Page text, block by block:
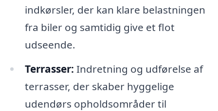
indkørsler, der kan klare belastningen
fra biler og samtidig give et flot
udseende.
Terrasser: Indretning og udførelse af
terrasser, der skaber hyggelige
udendørs opholdsområder til